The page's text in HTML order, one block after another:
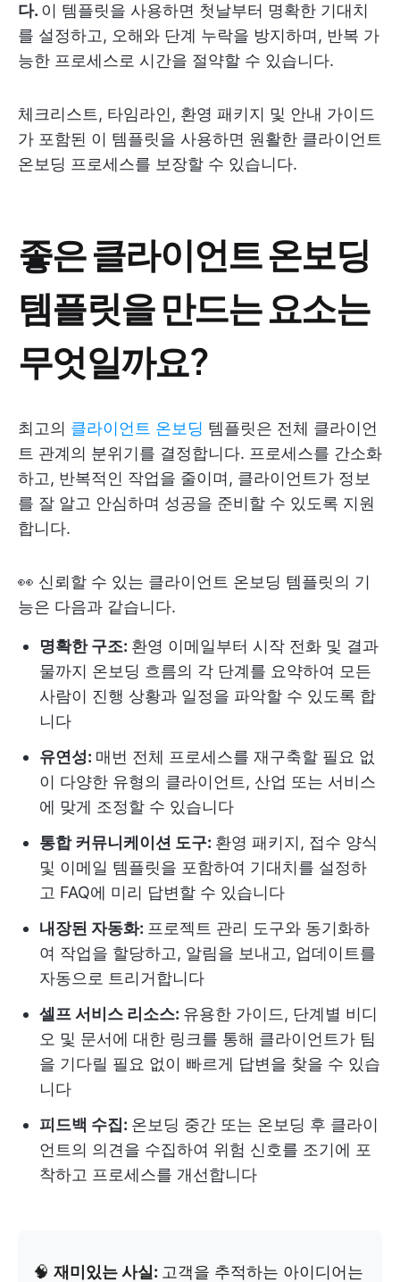
다. 이 템플릿을 사용하면 첫날부터 명확한 기대치
를 설정하고, 오해와 단계 누락을 방지하며, 반복 가
능한 프로세스로 시간을 절약할 수 있습니다.
체크리스트, 타임라인, 환영 패키지 및 안내 가이드
가 포함된 이 템플릿을 사용하면 원활한 클라이언트
온보딩 프로세스를 보장할 수 있습니다.
좋은 클라이언트 온보딩
템플릿을 만드는 요소는
무엇일까요?
최고의 클라이언트 온보딩 템플릿은 전체 클라이언
트 관계의 분위기를 결정합니다. 프로세스를 간소화
하고, 반복적인 작업을 줄이며, 클라이언트가 정보
를 잘 알고 안심하며 성공을 준비할 수 있도록 지원
합니다.
👀 신뢰할 수 있는 클라이언트 온보딩 템플릿의 기
능은 다음과 같습니다.
명확한 구조: 환영 이메일부터 시작 전화 및 결과
물까지 온보딩 흐름의 각 단계를 요약하여 모든
사람이 진행 상황과 일정을 파악할 수 있도록 합
니다
유연성: 매번 전체 프로세스를 재구축할 필요 없
이 다양한 유형의 클라이언트, 산업 또는 서비스
에 맞게 조정할 수 있습니다
통합 커뮤니케이션 도구: 환영 패키지, 접수 양식
및 이메일 템플릿을 포함하여 기대치를 설정하
고 FAQ에 미리 답변할 수 있습니다
내장된 자동화: 프로젝트 관리 도구와 동기화하
여 작업을 할당하고, 알림을 보내고, 업데이트를
자동으로 트리거합니다
셀프 서비스 리소스: 유용한 가이드, 단계별 비디
오 및 문서에 대한 링크를 통해 클라이언트가 팀
을 기다릴 필요 없이 빠르게 답변을 찾을 수 있습
니다
피드백 수집: 온보딩 중간 또는 온보딩 후 클라이
언트의 의견을 수집하여 위험 신호를 조기에 포
착하고 프로세스를 개선합니다
🧠 재미있는 사실: 고객을 추적하는 아이디어는